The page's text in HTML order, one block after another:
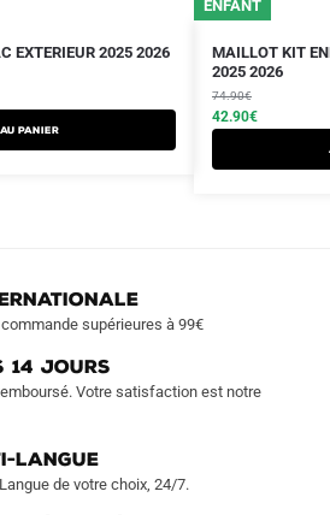
EXTERIEUR 2025 2026
panier
ENFANT
MAILLOT KIT
2025 2026
74.90€
Le
prix
initial
était :
42.90€
Le
prix
actuel
est :
Ce
produit
a
plusieurs
variations.
page
supérieures à 99€
14 JOURS
Votre satisfaction est notre
LANGUE
de votre choix, 24/7.